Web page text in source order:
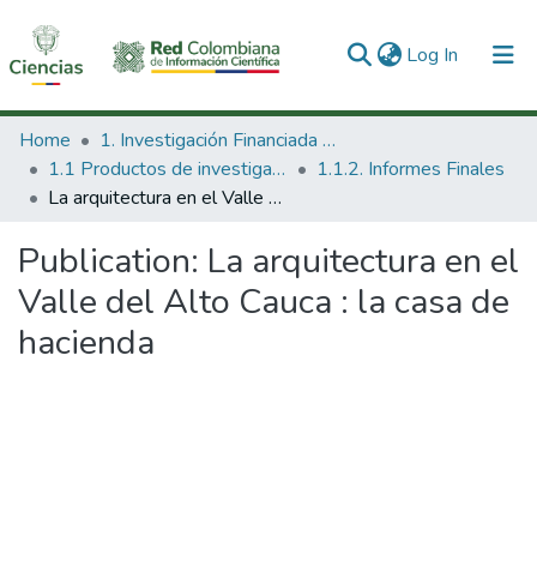
Log In (current)
Communities & Collections
All of DSpace
Home
1. Investigación Financiada con Recursos Públicos
1.1 Productos de investigación
1.1.2. Informes Finales
La arquitectura en el Valle del Alto Cauca : la casa de hacienda
Publication: La arquitectura en el
Valle del Alto Cauca : la casa de
hacienda